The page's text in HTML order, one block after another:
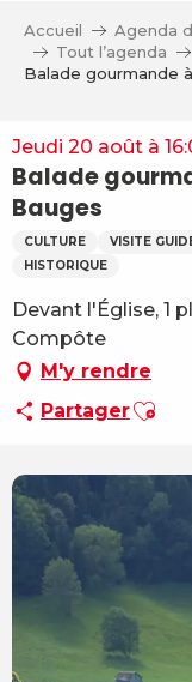
contenu
Accueil
Agenda
Tout l’agenda
Balade gourmande
Jeudi 20 août à
Balade
Bauges
CULTURE VISITE
HISTORIQUE
Devant l'Église, 1
Compôte
M'y rendre
Partager